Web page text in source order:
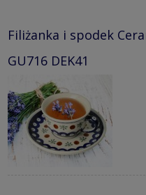
Filiżanka i spodek
GU716 DEK41